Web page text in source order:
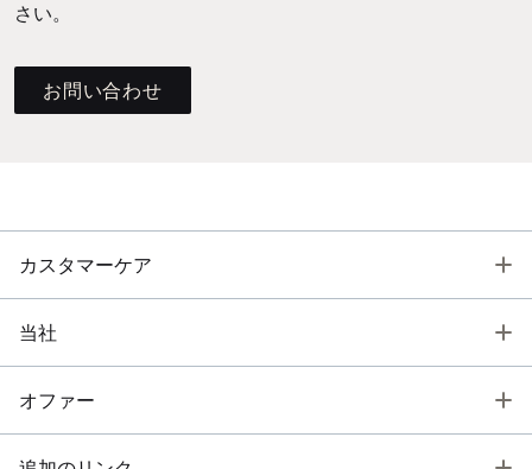
さい。
お問い合わせ
カスタマーケア
当社
オファー